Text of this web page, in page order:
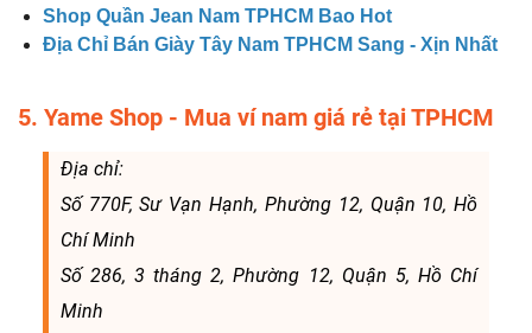
Shop Quần Jean Nam TPHCM Bao Hot
Địa Chỉ Bán Giày Tây Nam TPHCM Sang - Xịn Nhất
5. Yame Shop - Mua ví nam giá rẻ tại TPHCM
Địa chỉ:
Số 770F, Sư Vạn Hạnh, Phường 12, Quận 10, Hồ
Chí Minh
Số 286, 3 tháng 2, Phường 12, Quận 5, Hồ Chí
Minh